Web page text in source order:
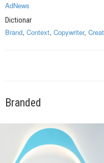
AdNews
Dictionar
Brand, Context, Copywriter,
Branded